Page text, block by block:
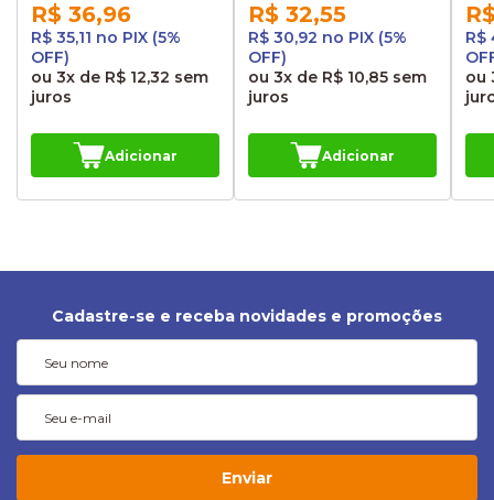
R$ 36,96
R$ 35,11 no PIX (5%
OFF)
ou 3x de R$ 12,32 sem
juros
Adicionar
R$ 32,55
R$ 30,92 no PIX (5%
OFF)
ou3x de R$ 10,85 sem
juros
Adicionar
R$
ou
Cadastre-se e receba novidades e promoções
Enviar